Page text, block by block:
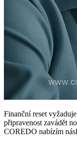
Finanční reset
připravenost zavádět
COREDO nabízím